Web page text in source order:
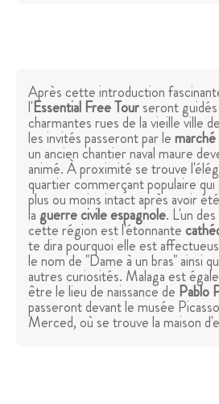
Après cette introduction
l'Essential Free Tourseront
charmantes rues de la vieille ville
les invités passeront par lemarché
un ancien chantier naval maure
animé. À proximité se trouve
quartier commerçant populaire qui
plus ou moins intact après avoir
la guerre civile espagnole. L'un
cette région est l'étonnante
te dira pourquoi elle est
le nom de "Dame à un bras" ainsi
autres curiosités. Malaga est
être le lieu de naissance de Pablo
passeront devant le musée
Merced, où se trouve la maison